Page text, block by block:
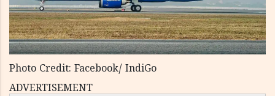
Photo Credit: Facebook/ IndiGo
ADVERTISEMENT